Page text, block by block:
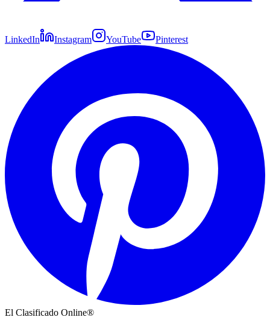
LinkedIn Instagram YouTube Pinterest
El Clasificado Online®